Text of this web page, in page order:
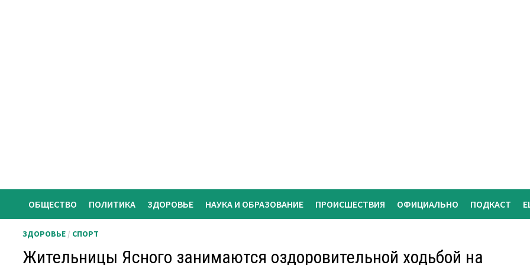
ОБЩЕСТВО ПОЛИТИКА ЗДОРОВЬЕ НАУКА И ОБРАЗОВАНИЕ ПРОИСШЕСТВИЯ ОФИЦИАЛЬНО ПОДКАСТ
ЗДОРОВЬЕ / СПОРТ
Жительницы Ясного занимаются оздоровительной ходьбой на